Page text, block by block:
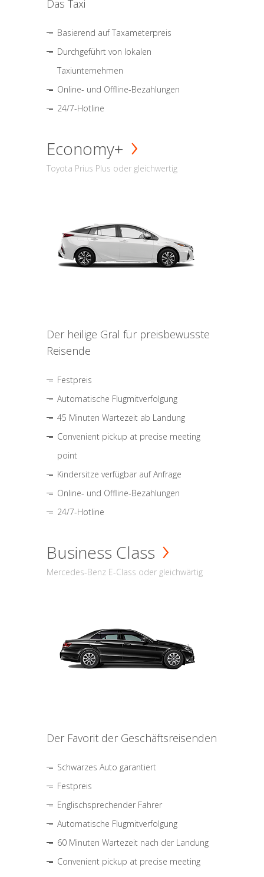
Das Taxi
Basierend auf Taxameterpreis
Durchgeführt von lokalen
Taxiunternehmen
Online- und Offline-Bezahlungen
24/7-Hotline
Economy+
Toyota Prius Plus oder gleichwertig
Der heilige Gral für preisbewusste
Reisende
Festpreis
Automatische Flugmitverfolgung
45 Minuten Wartezeit ab Landung
Convenient pickup at precise meeting
point
Kindersitze verfügbar auf Anfrage
Online- und Offline-Bezahlungen
24/7-Hotline
Business Class
Mercedes-Benz E-Class oder gleichwärtig
Der Favorit der Geschäftsreisenden
Schwarzes Auto garantiert
Festpreis
Englischsprechender Fahrer
Automatische Flugmitverfolgung
60 Minuten Wartezeit nach der Landung
Convenient pickup at precise meeting